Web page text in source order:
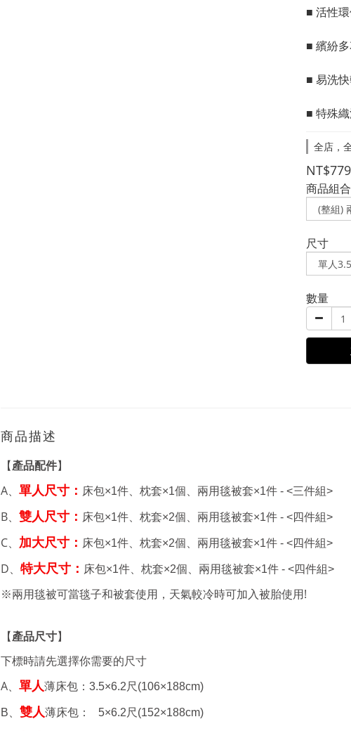
■ 活性
■ 繽紛
■ 易洗
■ 特殊
全店，
NT$779
商品組合
尺寸
數量
商品描述
【 產品配件】
A、 單人尺寸： 床包×1件、 枕套×1個、兩用毯被套×1件 - <三件組>
B、 雙人尺寸： 床包×1件、 枕套×2個、兩用毯被套×1件 - <四件組>
C、 加大尺寸： 床包×1件、 枕套×2個、兩用毯被套×1件 - <四件組>
D、 特大尺寸： 床包×1件、 枕套×2個、兩用毯被套×1件 - <四件組>
※兩用毯被可當毯子和被套使用，天氣較冷時可加入被胎使用 !
【 產品尺寸】
下標時請先選擇你需要的尺寸
A、 單人薄床包： 3.5×6.2尺 (106×188cm)
B、 雙人薄床包： 5×6.2尺 (152×188cm)